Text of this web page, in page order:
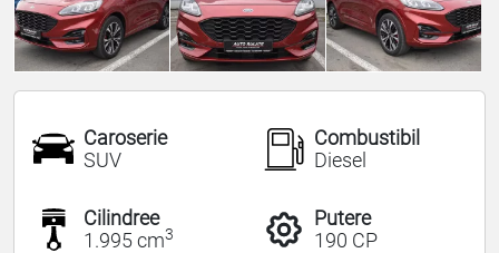
Caroserie
SUV
Combustibil
Diesel
Cilindree
1.995 cm3
Putere
190 CP